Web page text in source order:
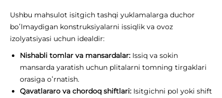
Ushbu mahsulot isitgich tashqi yuklamalarga duchor
boʻlmaydigan konstruksiyalarni issiqlik va ovoz
izolyatsiyasi uchun idealdir:
Nishabli tomlar va mansardalar: Issiq va sokin
mansarda yaratish uchun plitalarni tomning tirgaklari
orasiga oʻrnatish.
Qavatlararo va chordoq shiftlari: Isitgichni pol yoki shift